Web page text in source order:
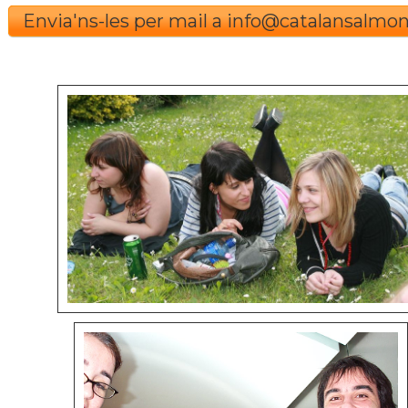
Envia'ns-les per mail a